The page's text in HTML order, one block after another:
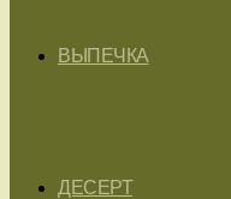
ВЫПЕЧКА
ДЕСЕРТ